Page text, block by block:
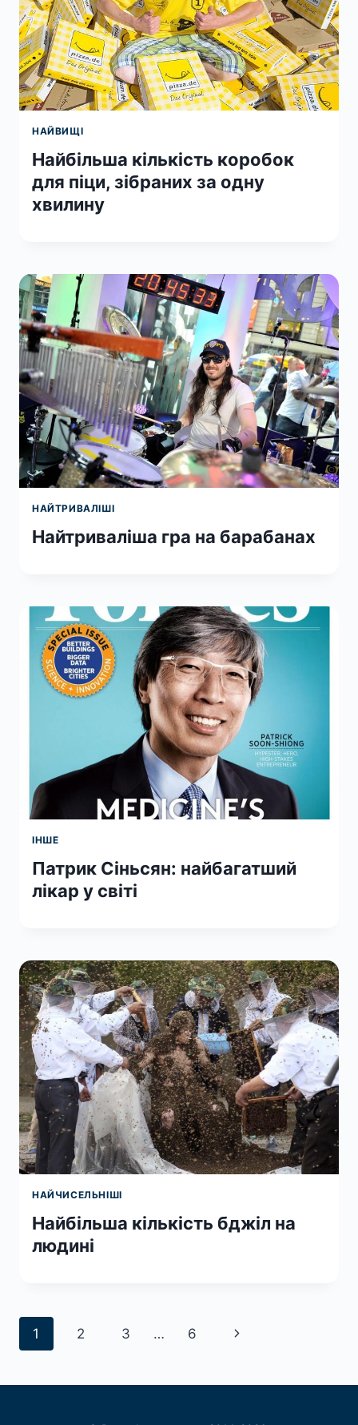
НАЙВИЩІ
Найбільша кількість коробок
для піци, зібраних за одну
хвилину
НАЙТРИВАЛІШІ
Найтриваліша гра на барабанах
ІНШЕ
Патрик Сіньсян: найбагатший
лікар у світі
НАЙЧИСЕЛЬНІШІ
Найбільша кількість бджіл на
людині
Навігація
1 2 3 … 6
Наступна